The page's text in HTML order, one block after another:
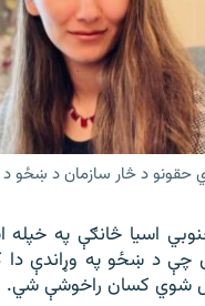
حقونو د څار سازمان د ښځو
اسیا څانګې په خپله
چې د ښځو په وړاندې دا
شوي کسان راخوشې شي.